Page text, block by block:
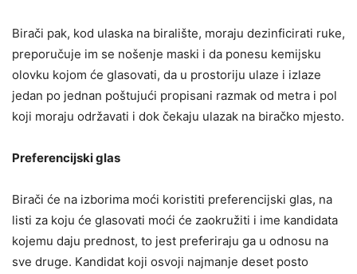
Birači pak, kod ulaska na biralište, moraju dezinficirati ruke,
preporučuje im se nošenje maski i da ponesu kemijsku
olovku kojom će glasovati, da u prostoriju ulaze i izlaze
jedan po jednan poštujući propisani razmak od metra i pol
koji moraju održavati i dok čekaju ulazak na biračko mjesto.
Preferencijski glas
Birači će na izborima moći koristiti preferencijski glas, na
listi za koju će glasovati moći će zaokružiti i ime kandidata
kojemu daju prednost, to jest preferiraju ga u odnosu na
sve druge. Kandidat koji osvoji najmanje deset posto